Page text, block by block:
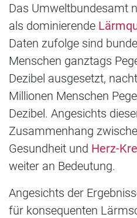
Das Umweltbundesamt
als dominierende
Daten zufolge sind
Menschen ganztags
Dezibel ausgesetzt,
Millionen Menschen
Dezibel. Angesichts
Zusammenhang
Gesundheit und Herz-
weiter an Bedeutung.
Angesichts der
für konsequenten